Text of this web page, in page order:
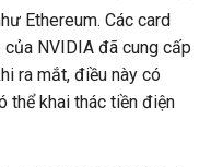
Ethereum. Các card
NVIDIA đã cung cấp
ra mắt, điều này có
thể khai thác tiền điện